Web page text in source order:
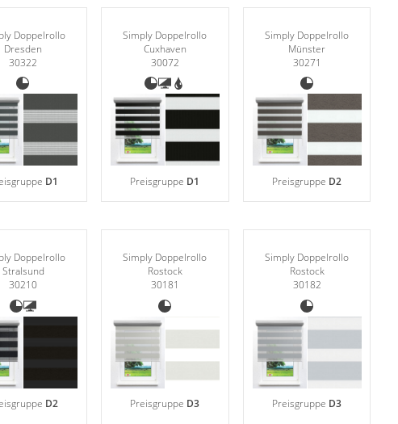
Doppelrollo
Dresden
30322
D1
Simply Doppelrollo
Cuxhaven
30072
Preisgruppe D1
Simply Doppelrollo
Münster
30271
Preisgruppe D2
Doppelrollo
Stralsund
30210
D2
Simply Doppelrollo
Rostock
30181
Preisgruppe D3
Simply Doppelrollo
Rostock
30182
Preisgruppe D3